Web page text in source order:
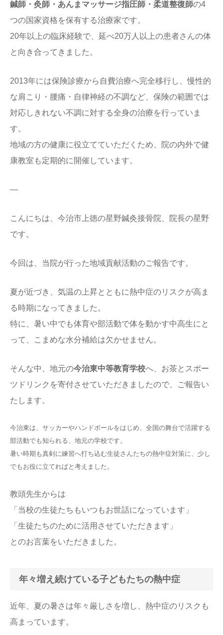
鍼師・灸師・あんまマッサージ指圧師・柔道整復師の4
つの国家資格を保有する治療家です。
20年以上の臨床経験で、延べ20万人以上の患者さんの体
と向き合ってきました。
2013年には保険診療から自費治療へ完全移行し、慢性的
な肩こり・腰痛・自律神経の不調など、保険の範囲では
対応しきれない不調に対する全身の治療を行っていま
す。
地域の方の健康に役立てていただくため、院の内外で健
康教室も定期的に開催しています。
—
こんにちは、今治市上徳の星野鍼灸接骨院、院長の星野
です。
今回は、当院が行った地域貢献活動のご報告です。
夏が近づき、気温の上昇とともに熱中症のリスクが高ま
る時期になってきました。
特に、暑い中でも体育や部活動で体を動かす中高生にと
って、こまめな水分補給は欠かせません。
そんな中、地元の今治東中等教育学校へ、お茶とスポー
ツドリンクを寄付させていただきましたので、ご報告い
たします。
今治東は、サッカーやハンドボールをはじめ、全国の舞台で活躍する
部活動でも知られる、地元の学校です。
暑い時期も真剣に練習へ打ち込む生徒さんたちの熱中症対策に、少し
でもお役に立てればと考えました。
教頭先生からは
「当校の生徒たちもいつもお世話になっています」
「生徒たちのために活用させていただきます」
とのお言葉をいただきました。
年々増え続けている子どもたちの熱中症
近年、夏の暑さは年々厳しさを増し、熱中症のリスクも
高まっています。